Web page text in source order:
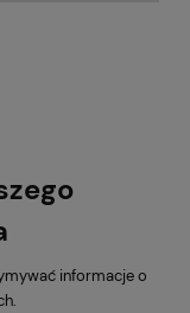
informacje o